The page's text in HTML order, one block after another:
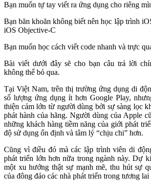
Bạn muốn tự tay viết ra ứng dụng cho riêng
Bạn băn khoăn không biết nên học lập trình
iOS Objective-C
Bạn muốn học cách viết code nhanh và trực
Bài viết dưới đây sẽ cho bạn câu trả lời
không thể bỏ qua.
Tại Việt Nam, trên thị trường ứng dụng di
số lượng ứng dụng ít hơn Google Play,
thiện cảm lớn từ người dùng bởi sự sàng lọc
phát hành của hãng. Người dùng của Apple
những khách hàng tiềm năng của giới phát
độ sử dụng ổn định và tâm lý “chịu chi” hơn.
Cũng vì điều đó mà các lập trình viên di
phát triển lớn hơn nữa trong ngành này. Dự
một xu hướng thật sự mạnh mẽ, thu hút sự
của đông đảo các nhà phát triển trong tương lai